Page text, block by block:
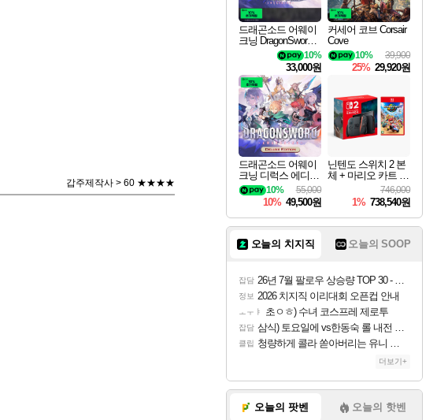
갑주제작사 > 60 ★★★★
드래곤소드 어웨이
크닝 DragonSword A
10%
33,000원
커세어 코브 Corsair
Cove
39,900
10%
25% 29,920원
드래곤소드 어웨이
크닝 디럭스 에디션
DragonSword Awake
ning Deluxe Edition
55,000
10%
10% 49,500원
닌텐도 스위치 2 본
체 + 마리오 카트 월
746,000
1% 738,540원
오늘의 치지직 오늘의 SOOP
잡담 26년 7월 팔로우 상승량 TOP 30 - 월간 치지직
정보 2026 치지직 이리대회 오픈컵 안내
ㅗㅜㅑ 초ㅇㅎ) 수녀 코스프레 제로투
잡담 삼식) 토요일에 vs한동숙 롤 내전 예정
클립 청량하게 콜라 쏟아버리는 유니 ㅋㅋㅋ
더보기+
오늘의 팟벤 오늘의 핫벤